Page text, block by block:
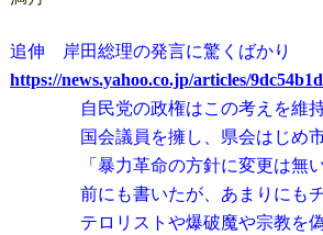
追伸 岸田総理の発言に驚くばかり
https://news.yahoo.co.jp/articles/
自民党の政権はこの考えを維持し
国会議員を擁し、県会はじめ市町
「暴力革命の方針に変更は無い
前にも書いたが、あまりにもチャ
テロリストや爆破魔や宗教を偽る